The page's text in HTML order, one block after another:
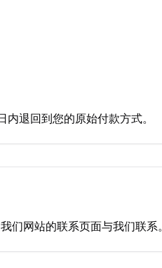
退回到您的原始付款方式。
网站的联系页面与我们联系。